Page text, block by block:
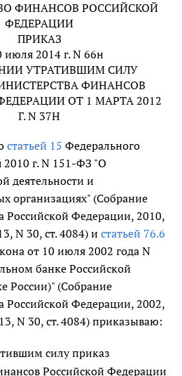
ФИНАНСОВ РОССИЙСКОЙ
ФЕДЕРАЦИИ
ПРИКАЗ
июля 2014 г. N 66н
УТРАТИВШИМ СИЛУ
ФИНАНСОВ
ОТ 1 МАРТА 2012
Г. N 37Н
статьей 15 Федерального
2010 г. N 151-ФЗ "О
деятельности и
организациях" (Собрание
Российской Федерации, 2010,
N 30, ст. 4084) и статьей 76.6
от 10 июля 2002 года N
банке Российской
России)" (Собрание
Российской Федерации, 2002,
N 30, ст. 4084) приказываю:
силу приказ
Российской Федерации